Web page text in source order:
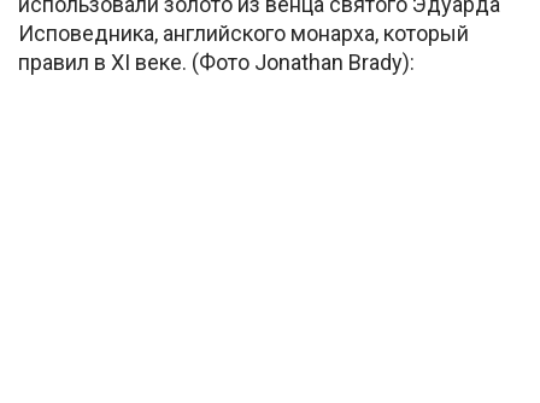
Исповедника, английского монарха, который
правил в XI веке. (Фото Jonathan Brady):